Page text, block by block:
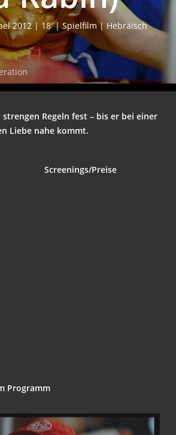
2012 | 18′ | Spiel­film | Hebräisch
Regeln fest – bis er bei einer
Lie­be nahe kommt.
Screenings/Preise
Programm